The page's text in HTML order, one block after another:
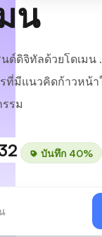
น
ดิจิทัลด้วยโดเมน
ที่มีแนวคิดก้าวหน้
รม
บันทึก 40%